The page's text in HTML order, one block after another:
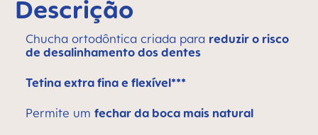
Descrição
Chucha ortodôntica criada para reduzir o risco
de desalinhamento dos dentes
Tetina extra fina e flexível***
Permite um fechar da boca mais natural